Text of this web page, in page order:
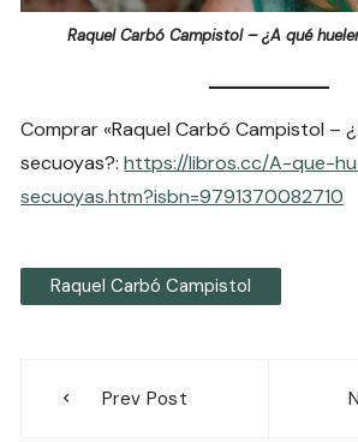
Raquel Carbó Campistol – ¿A qué
Comprar «Raquel Carbó Campistol –
secuoyas?:https://libros.cc/A-que-
secuoyas.htm?isbn=9791370082710
Raquel Carbó Campistol
Prev Post